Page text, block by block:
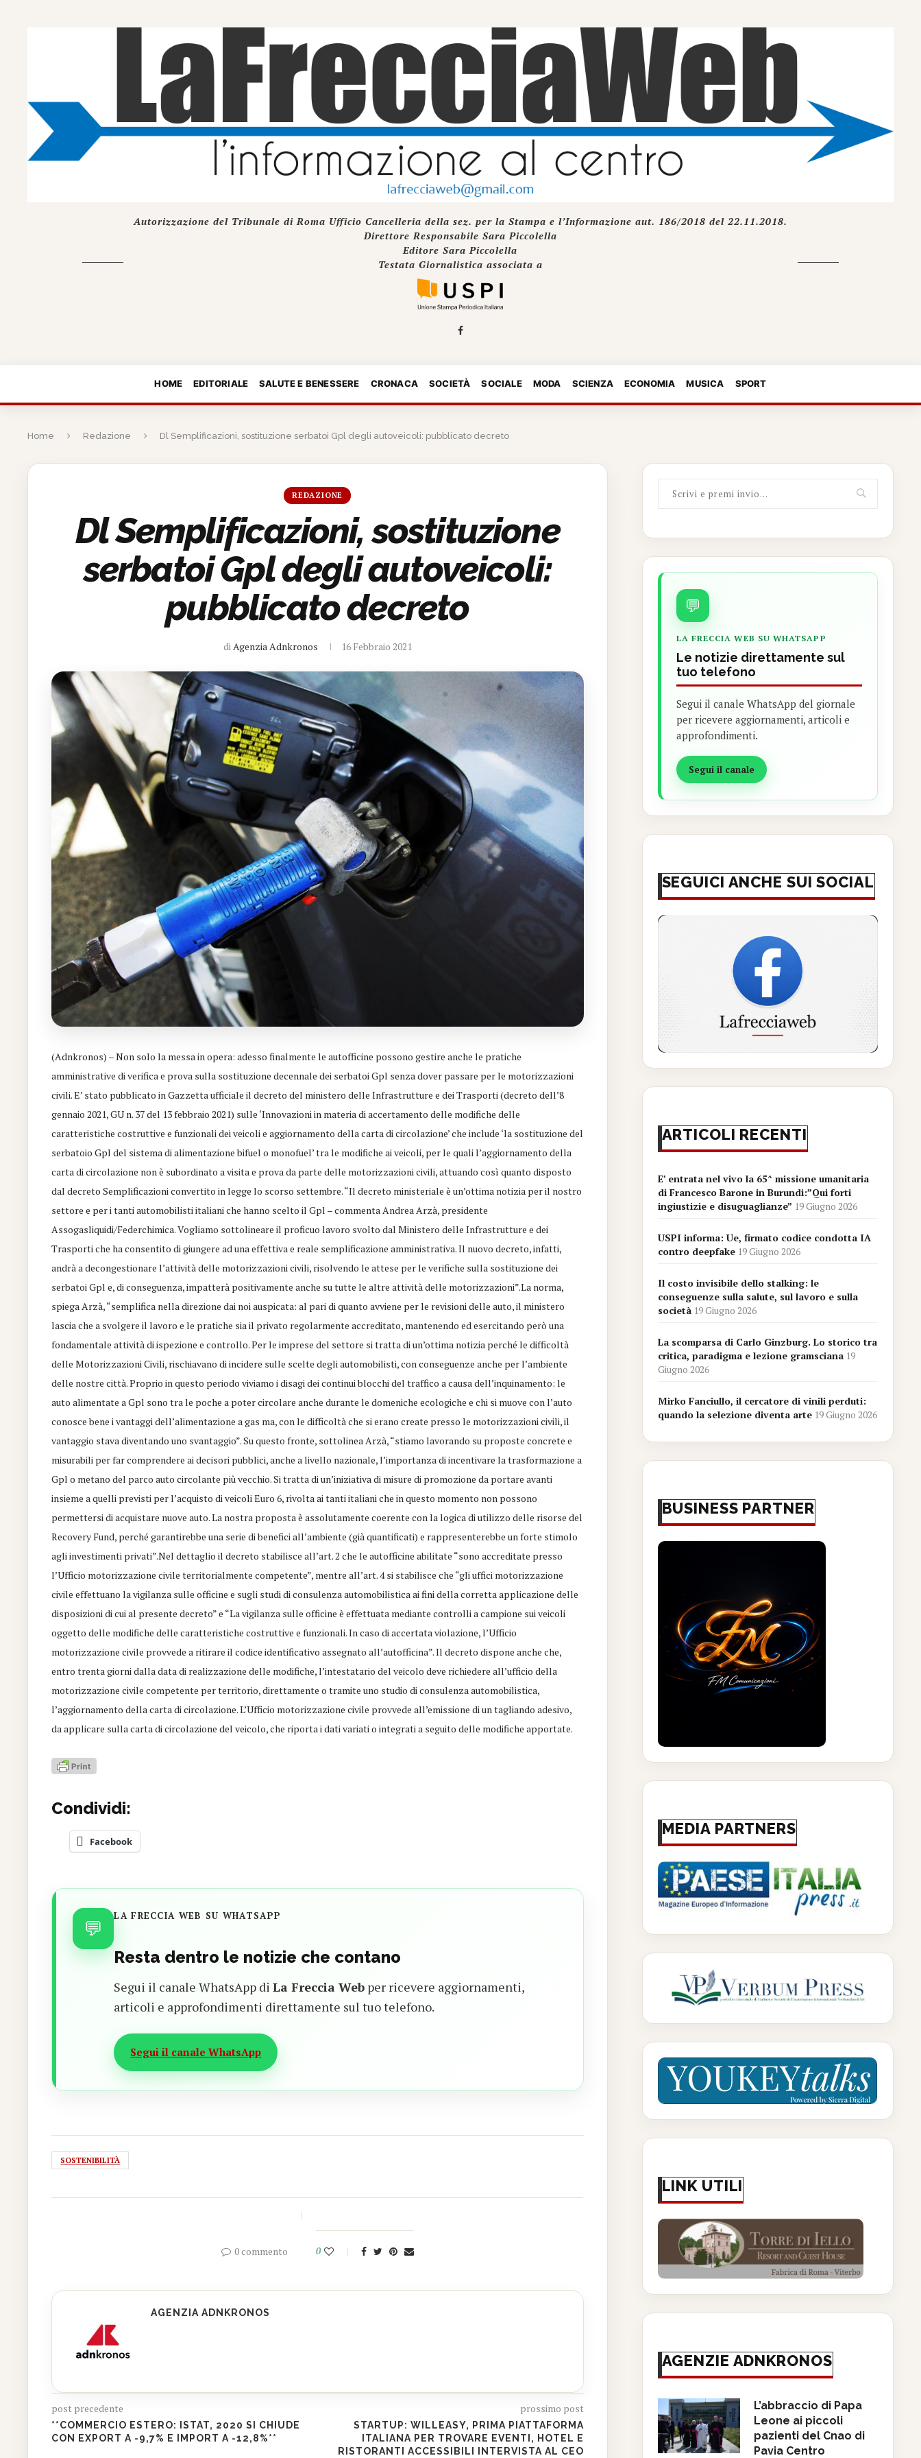
Autorizzazione del Tribunale di Roma Ufficio Cancelleria della sez. per la Stampa e l’Informazione aut. 186/2018 del 22.11.2018.
Direttore Responsabile Sara Piccolella
Editore Sara Piccolella
Testata Giornalistica associata a
HOME EDITORIALE SALUTE E BENESSERE CRONACA SOCIETÀ SOCIALE MODA SCIENZA ECONOMIA MUSICA SPORT
Home Redazione Dl Semplificazioni, sostituzione serbatoi Gpl degli autoveicoli: pubblicato decreto
REDAZIONE
Dl Semplificazioni, sostituzione
serbatoi Gpl degli autoveicoli:
pubblicato decreto
diAgenzia Adnkronos 16 Febbraio 2021
(Adnkronos) – Non solo la messa in opera: adesso finalmente le autofficine possono gestire anche le pratiche
amministrative di verifica e prova sulla sostituzione decennale dei serbatoi Gpl senza dover passare per le motorizzazioni
civili. E’ stato pubblicato in Gazzetta ufficiale il decreto del ministero delle Infrastrutture e dei Trasporti (decreto dell’8
gennaio 2021, GU n. 37 del 13 febbraio 2021) sulle ‘Innovazioni in materia di accertamento delle modifiche delle
caratteristiche costruttive e funzionali dei veicoli e aggiornamento della carta di circolazione’ che include ‘la sostituzione del
serbatoio Gpl del sistema di alimentazione bifuel o monofuel’ tra le modifiche ai veicoli, per le quali l’aggiornamento della
carta di circolazione non è subordinato a visita e prova da parte delle motorizzazioni civili, attuando così quanto disposto
dal decreto Semplificazioni convertito in legge lo scorso settembre. “Il decreto ministeriale è un’ottima notizia per il nostro
settore e per i tanti automobilisti italiani che hanno scelto il Gpl – commenta Andrea Arzà, presidente
Assogasliquidi/Federchimica. Vogliamo sottolineare il proficuo lavoro svolto dal Ministero delle Infrastrutture e dei
Trasporti che ha consentito di giungere ad una effettiva e reale semplificazione amministrativa. Il nuovo decreto, infatti,
andrà a decongestionare l’attività delle motorizzazioni civili, risolvendo le attese per le verifiche sulla sostituzione dei
serbatoi Gpl e, di conseguenza, impatterà positivamente anche su tutte le altre attività delle motorizzazioni”.La norma,
spiega Arzà, “semplifica nella direzione dai noi auspicata: al pari di quanto avviene per le revisioni delle auto, il ministero
lascia che a svolgere il lavoro e le pratiche sia il privato regolarmente accreditato, mantenendo ed esercitando però una
fondamentale attività di ispezione e controllo. Per le imprese del settore si tratta di un’ottima notizia perché le difficoltà
delle Motorizzazioni Civili, rischiavano di incidere sulle scelte degli automobilisti, con conseguenze anche per l’ambiente
delle nostre città. Proprio in questo periodo viviamo i disagi dei continui blocchi del traffico a causa dell’inquinamento: le
auto alimentate a Gpl sono tra le poche a poter circolare anche durante le domeniche ecologiche e chi si muove con l’auto
conosce bene i vantaggi dell’alimentazione a gas ma, con le difficoltà che si erano create presso le motorizzazioni civili, il
vantaggio stava diventando uno svantaggio”. Su questo fronte, sottolinea Arzà, “stiamo lavorando su proposte concrete e
misurabili per far comprendere ai decisori pubblici, anche a livello nazionale, l’importanza di incentivare la trasformazione a
Gpl o metano del parco auto circolante più vecchio. Si tratta di un’iniziativa di misure di promozione da portare avanti
insieme a quelli previsti per l’acquisto di veicoli Euro 6, rivolta ai tanti italiani che in questo momento non possono
permettersi di acquistare nuove auto. La nostra proposta è assolutamente coerente con la logica di utilizzo delle risorse del
Recovery Fund, perché garantirebbe una serie di benefici all’ambiente (già quantificati) e rappresenterebbe un forte stimolo
agli investimenti privati”.Nel dettaglio il decreto stabilisce all’art. 2 che le autofficine abilitate “sono accreditate presso
l’Ufficio motorizzazione civile territorialmente competente”, mentre all’art. 4 si stabilisce che “gli uffici motorizzazione
civile effettuano la vigilanza sulle officine e sugli studi di consulenza automobilistica ai fini della corretta applicazione delle
disposizioni di cui al presente decreto” e “La vigilanza sulle officine è effettuata mediante controlli a campione sui veicoli
oggetto delle modifiche delle caratteristiche costruttive e funzionali. In caso di accertata violazione, l’Ufficio
motorizzazione civile provvede a ritirare il codice identificativo assegnato all’autofficina”. Il decreto dispone anche che,
entro trenta giorni dalla data di realizzazione delle modifiche, l’intestatario del veicolo deve richiedere all’ufficio della
motorizzazione civile competente per territorio, direttamente o tramite uno studio di consulenza automobilistica,
l’aggiornamento della carta di circolazione. L’Ufficio motorizzazione civile provvede all’emissione di un tagliando adesivo,
da applicare sulla carta di circolazione del veicolo, che riporta i dati variati o integrati a seguito delle modifiche apportate.
Condividi:
Facebook
💬 LA FRECCIA WEB SU WHATSAPP
Resta dentro le notizie che contano
Segui il canale WhatsApp diLa Freccia Web per ricevere aggiornamenti,
articoli e approfondimenti direttamente sul tuo telefono.
Segui il canale WhatsApp
SOSTENIBILITÀ
0 commento 0
AGENZIA ADNKRONOS
post precedente
**COMMERCIO ESTERO: ISTAT, 2020 SI CHIUDE
CON EXPORT A -9,7% E IMPORT A -12,8%**
prossimo post
STARTUP: WILLEASY, PRIMA PIATTAFORMA
ITALIANA PER TROVARE EVENTI, HOTEL E
RISTORANTI ACCESSIBILI INTERVISTA AL CEO
💬
LA FRECCIA WEB SU WHATSAPP
Le notizie direttamente sul
tuo telefono
Segui il canale WhatsApp del giornale
per ricevere aggiornamenti, articoli e
approfondimenti.
Segui il canale
SEGUICI ANCHE SUI SOCIAL
ARTICOLI RECENTI
E’ entrata nel vivo la 65^ missione umanitaria
di Francesco Barone in Burundi:”Qui forti
ingiustizie e disuguaglianze” 19 Giugno 2026
USPI informa: Ue, firmato codice condotta IA
contro deepfake 19 Giugno 2026
Il costo invisibile dello stalking: le
conseguenze sulla salute, sul lavoro e sulla
società 19 Giugno 2026
La scomparsa di Carlo Ginzburg. Lo storico tra
critica, paradigma e lezione gramsciana 19
Giugno 2026
Mirko Fanciullo, il cercatore di vinili perduti:
quando la selezione diventa arte 19 Giugno 2026
BUSINESS PARTNER
MEDIA PARTNERS
LINK UTILI
AGENZIE ADNKRONOS
L’abbraccio di Papa
Leone ai piccoli
pazienti del Cnao di
Pavia Centro